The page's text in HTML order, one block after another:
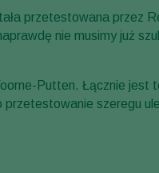
przetestowana przez
nie musimy już
Putten. Łącznie
szeregu